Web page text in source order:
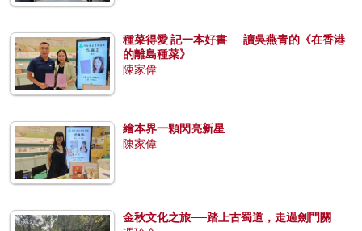
種菜得愛 記一本好書──讀吳燕青的《在香港
的離島種菜》
陳家偉
繪本界一顆閃亮新星
陳家偉
金秋文化之旅──踏上古蜀道，走過劍門關